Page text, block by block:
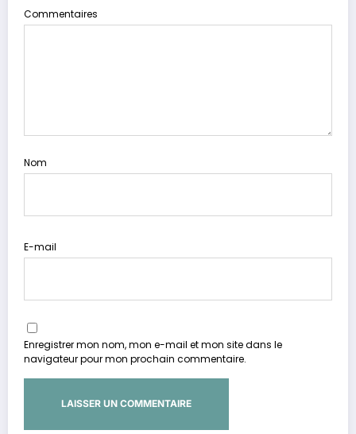
Commentaires
Nom
E-mail
Enregistrer mon nom, mon e-mail et mon site dans le
navigateur pour mon prochain commentaire.